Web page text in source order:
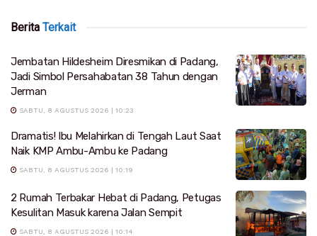
Berita Terkait
Jembatan Hildesheim Diresmikan di Padang,
Jadi Simbol Persahabatan 38 Tahun dengan
Jerman
SABTU, 8 AGUSTUS 2026 | 10:23
Dramatis! Ibu Melahirkan di Tengah Laut Saat
Naik KMP Ambu-Ambu ke Padang
SABTU, 8 AGUSTUS 2026 | 10:19
2 Rumah Terbakar Hebat di Padang, Petugas
Kesulitan Masuk karena Jalan Sempit
SABTU, 8 AGUSTUS 2026 | 10:14